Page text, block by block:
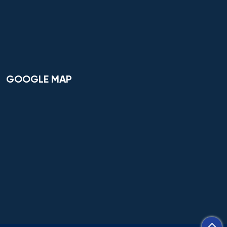
GOOGLE MAP